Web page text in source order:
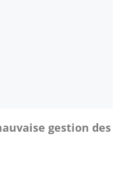
gestion des